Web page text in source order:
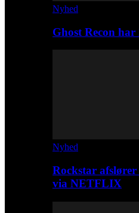
Nyhed
Ghost Recon
Nyhed
Rockstar
via NETFLIX